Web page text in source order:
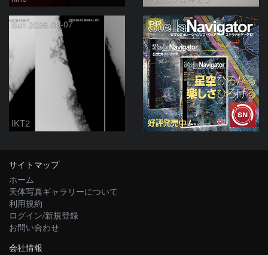
Sun 2026-08-07
IKT2
PR
サイトマップ
ホーム
天体写真ギャラリーについて
利用規約
ログイン/新規登録
お問い合わせ
会社情報